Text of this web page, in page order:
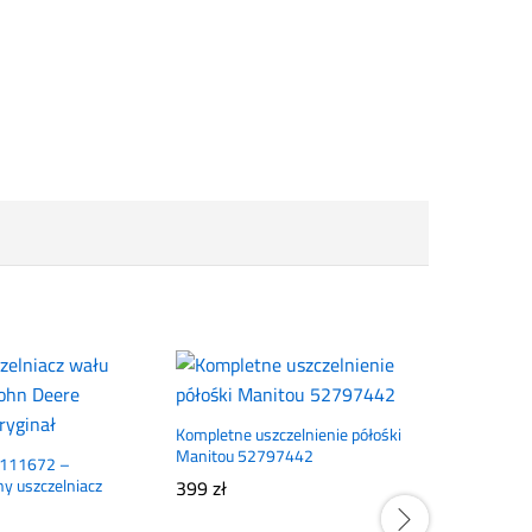
–
uszczelniacz
Kompletne uszczelnienie półośki
Manitou 52797442
399zł